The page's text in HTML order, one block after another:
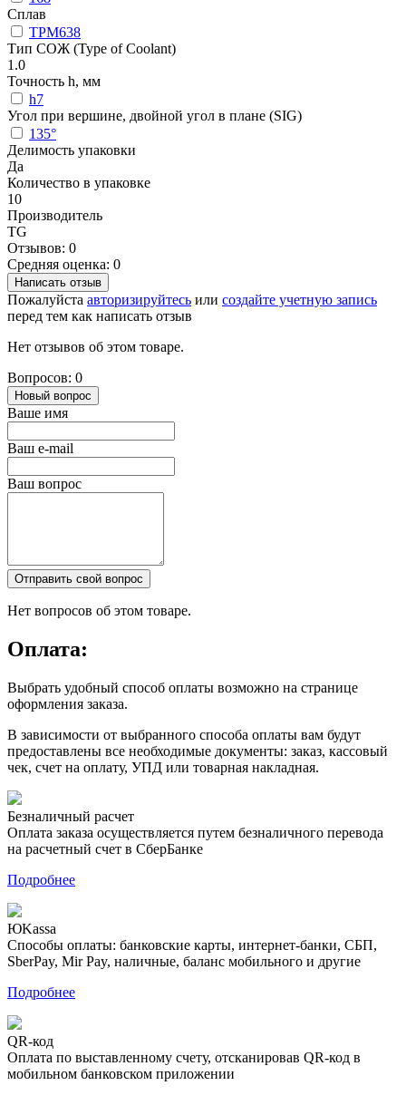
Сплав
TPM638
Тип СОЖ (Type of Coolant)
1.0
Точность h, мм
h7
Угол при вершине, двойной угол в плане (SIG)
135°
Делимость упаковки
Да
Количество в упаковке
10
Производитель
TG
Отзывов: 0
Средняя оценка: 0
Написать отзыв
Пожалуйста авторизируйтесь или создайте учетную запись
перед тем как написать отзыв
Нет отзывов об этом товаре.
Вопросов: 0
Новый вопрос
Ваше имя
Ваш e-mail
Ваш вопрос
Отправить свой вопрос
Нет вопросов об этом товаре.
Оплата:
Выбрать удобный способ оплаты возможно на странице
оформления заказа.
В зависимости от выбранного способа оплаты вам будут
предоставлены все необходимые документы: заказ, кассовый
чек, счет на оплату, УПД или товарная накладная.
Безналичный расчет
Оплата заказа осуществляется путем безналичного перевода
на расчетный счет в СберБанке
Подробнее
ЮKassa
Способы оплаты: банковские карты, интернет-банки, СБП,
SberPay, Mir Pay, наличные, баланс мобильного и другие
Подробнее
QR-код
Оплата по выставленному счету, отсканировав QR-код в
мобильном банковском приложении